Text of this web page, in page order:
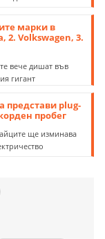
марки в
2. Volkswagen, 3.
вече дишат във
гигант
представи plug-
пробег
ще изминава